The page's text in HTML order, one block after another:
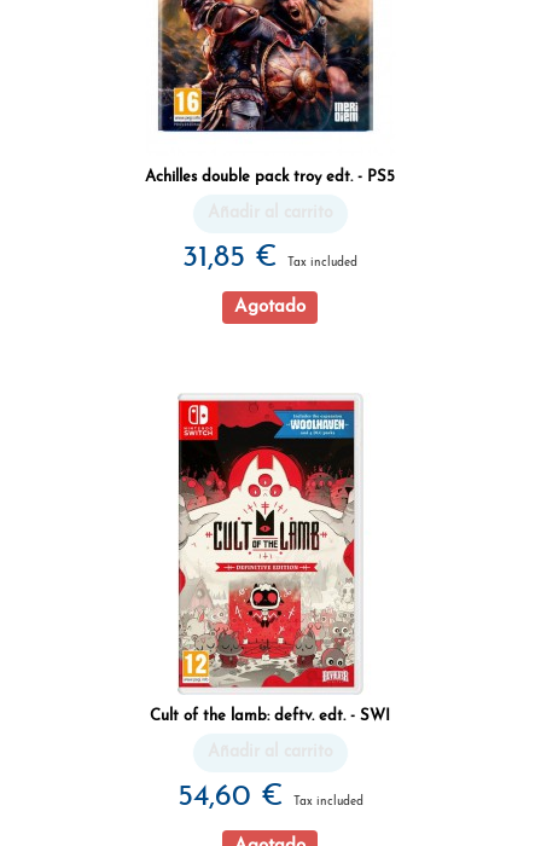
Achilles double pack troy edt. - PS5
31,85 € Tax included
Agotado
Cult of the lamb: deftv. edt. - SWI
54,60 € Tax included